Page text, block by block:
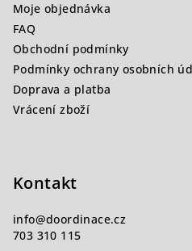
Moje objednávka
FAQ
Obchodní podmínky
Podmínky ochrany osobních
Doprava a platba
Vrácení zboží
Kontakt
info@doordinace.cz
703 310 115